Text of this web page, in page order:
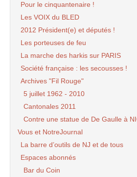
Pour le cinquantenaire !
Les VOIX du BLED
2012 Président(e) et députés !
Les porteuses de feu
La marche des harkis sur PARIS
Société française : les secousses !
Archives "Fil Rouge"
5 juillet 1962 - 2010
Cantonales 2011
Contre une statue de De Gaulle à
Vous et NotreJournal
La barre d’outils de NJ et de tous
Espaces abonnés
Bar du Coin